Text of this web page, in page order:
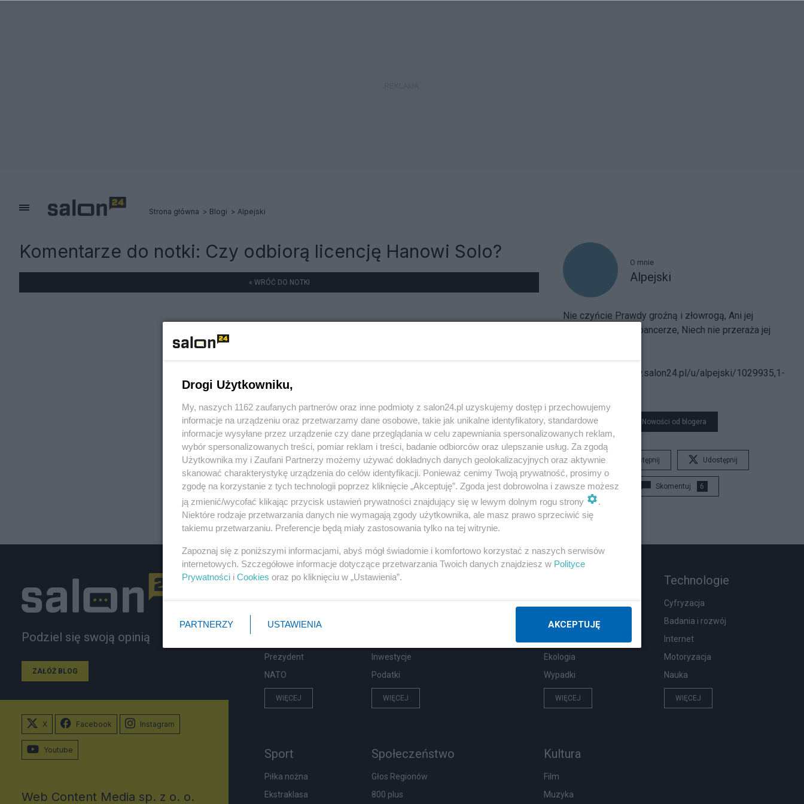
Strona główna Blogi Alpejski
Komentarze do notki: Czy odbiorą licencję Hanowi Solo?
« WRÓĆ DO NOTKI
O mnie
Alpejski
Nie czyńcie Prawdy groźną i złowrogą, Ani jej
strójcie w hełmy i pancerze, Niech nie przeraża jej
https://www.salon24.pl/u/alpejski/1029935,1-
Nowości od blogera
Udostępnij Udostępnij
Skomentuj 6
Podziel się swoją opinią
ZAŁÓŻ BLOG
Polityka
PiS
Prezydent
NATO
WIĘCEJ
Gospodarka
Inwestycje
Podatki
WIĘCEJ
Podróże
Ekologia
Wypadki
WIĘCEJ
Technologie
Cyfryzacja
Badania i rozwój
Internet
Motoryzacja
Nauka
WIĘCEJ
Sport
Piłka nożna
Ekstraklasa
Społeczeństwo
Głos Regionów
800 plus
Kultura
Film
Muzyka
X Facebook Instagram
Youtube
Web Content Media sp. z o. o.
Drogi Użytkowniku,
My, naszych 1162 zaufanych partnerów oraz inne podmioty z salon24.pl uzyskujemy dostęp i przechowujemy
informacje na urządzeniu oraz przetwarzamy dane osobowe, takie jak unikalne identyfikatory, standardowe
informacje wysyłane przez urządzenie czy dane przeglądania w celu zapewniania spersonalizowanych reklam,
wybór spersonalizowanych treści, pomiar reklam i treści, badanie odbiorców oraz ulepszanie usług. Za zgodą
Użytkownika my i Zaufani Partnerzy możemy używać dokładnych danych geolokalizacyjnych oraz aktywnie
skanować charakterystykę urządzenia do celów identyfikacji. Ponieważ cenimy Twoją prywatność, prosimy o
zgodę na korzystanie z tych technologii poprzez kliknięcie „Akceptuję”. Zgoda jest dobrowolna i zawsze możesz
ją zmienić/wycofać klikając przycisk ustawień prywatności znajdujący się w lewym dolnym rogu strony
.
Niektóre rodzaje przetwarzania danych nie wymagają zgody użytkownika, ale masz prawo sprzeciwić się
takiemu przetwarzaniu. Preferencje będą miały zastosowania tylko na tej witrynie.
Zapoznaj się z poniższymi informacjami, abyś mógł świadomie i komfortowo korzystać z naszych serwisów
internetowych. Szczegółowe informacje dotyczące przetwarzania Twoich danych znajdziesz w Polityce
Prywatności i Cookies oraz po kliknięciu w „Ustawienia”.
PARTNERZY USTAWIENIA AKCEPTUJĘ